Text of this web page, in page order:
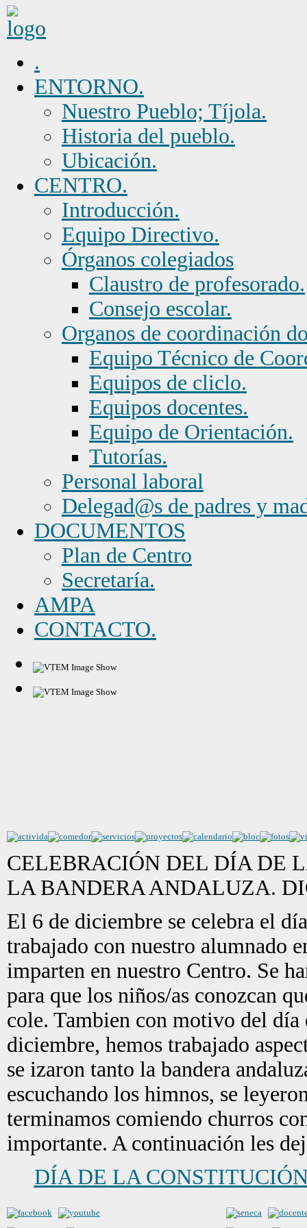
.
ENTORNO.
Nuestro Pueblo; Tíjola.
Historia del pueblo.
Ubicación.
CENTRO.
Introducción.
Equipo Directivo.
Órganos colegiados
Claustro de profesorado.
Consejo escolar.
Organos de coordinación
Equipo Técnico de
Equipos de cliclo.
Equipos docentes.
Equipo de Orientación.
Tutorías.
Personal laboral
Delegad@s de padres y
DOCUMENTOS
Plan de Centro
Secretaría.
AMPA
CONTACTO.
CELEBRACIÓN DEL DÍA DE
LA BANDERA ANDALUZA.
El 6 de diciembre se celebra el
trabajado con nuestro alumnado
imparten en nuestro Centro. Se
para que los niños/as conozcan
cole. Tambien con motivo del día
diciembre, hemos trabajado
se izaron tanto la bandera
escuchando los himnos, se
terminamos comiendo churros
importante. A continuación les
DÍA DE LA